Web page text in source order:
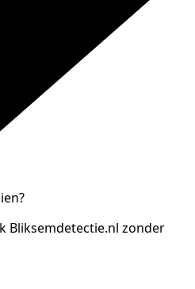
Bliksemdetectie.nl zonder